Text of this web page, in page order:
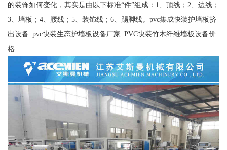
的装饰如何变化，其实是由以下标准“件”组成：1、顶线；2、边线；
3、墙板；4、腰线；5、装饰线；6、踢脚线。pvc集成快装护墙板挤
出设备_pvc快装生态护墙板设备厂家_PVC快装竹木纤维墙板设备价
格